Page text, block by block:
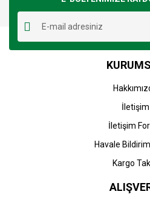
Ürün resmi kalitesiz, bozuk
Ürün açıklamasında eksik
Ürün bilgilerinde hatalar
Ürün fiyatı diğer sitelerden daha
Gönder
İletişim
İletişim
Havale
Kargo